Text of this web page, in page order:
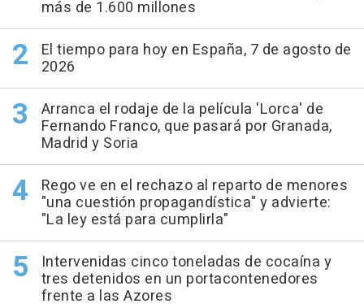
más de 1.600 millones
El tiempo para hoy en España, 7 de agosto de
2026
Arranca el rodaje de la película 'Lorca' de
Fernando Franco, que pasará por Granada,
Madrid y Soria
Rego ve en el rechazo al reparto de menores
"una cuestión propagandística" y advierte:
"La ley está para cumplirla"
Intervenidas cinco toneladas de cocaína y
tres detenidos en un portacontenedores
frente a las Azores